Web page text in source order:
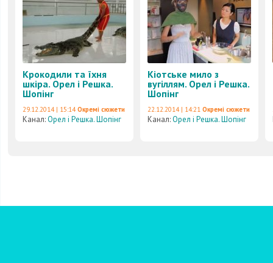
Крокодили та їхня
шкіра. Орел і Решка.
Шопінг
29.12.2014 | 15:14 Окремі сюжети
Канал:Орел і Решка. Шопінг
Кіотське мило з
вугіллям. Орел і Решка.
Шопінг
22.12.2014 | 14:21 Окремі сюжети
Канал:Орел і Решка. Шопінг